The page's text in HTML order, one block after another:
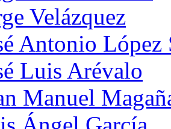
Velázquez
Antonio López
Luis Arévalo
Manuel